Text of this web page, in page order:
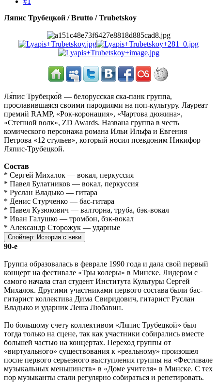
Ляпис Трубецкой / Brutto / Trubetskoy
Ля́пис Трубецко́й — белорусская ска-панк группа,
прославившаяся своими пародиями на поп-культуру. Лауреат
премий RAMP, «Рок-коронация», «Чартова дюжина»,
«Степной волк», ZD Awards. Названа группа в честь
комического персонажа романа Ильи Ильфа и Евгения
Петрова «12 стульев», который носил псевдоним Никифор
Ляпис-Трубецкой.
Состав
* Сергей Михалок — вокал, перкуссия
* Павел Булатников — вокал, перкуссия
* Руслан Владыко — гитара
* Денис Стурченко — бас-гитара
* Павел Кузюкович — валторна, труба, бэк-вокал
* Иван Галушко — тромбон, бэк-вокал
* Александр Сторожук — ударные
Спойлер: История с вики
90-е
Группа образовалась в феврале 1990 года и дала свой первый
концерт на фестивале «Тры колеры» в Минске. Лидером с
самого начала стал студент Института Культуры Сергей
Михалок. Другими участниками первого состава были бас-
гитарист коллектива Дима Свиридович, гитарист Руслан
Владыко и ударник Леша Любавин.
По большому счету коллективом «Ляпис Трубецкой» был
тогда только на сцене, так как участники собирались вместе
большей частью на концертах. Переход группы от
«виртуального» существования к «реальному» произошел
после первого серьезного выступления группы на «Фестивале
музыкальных меньшинств» в «Доме учителя» в Минске. С тех
пор музыканты стали регулярно собираться и репетировать.